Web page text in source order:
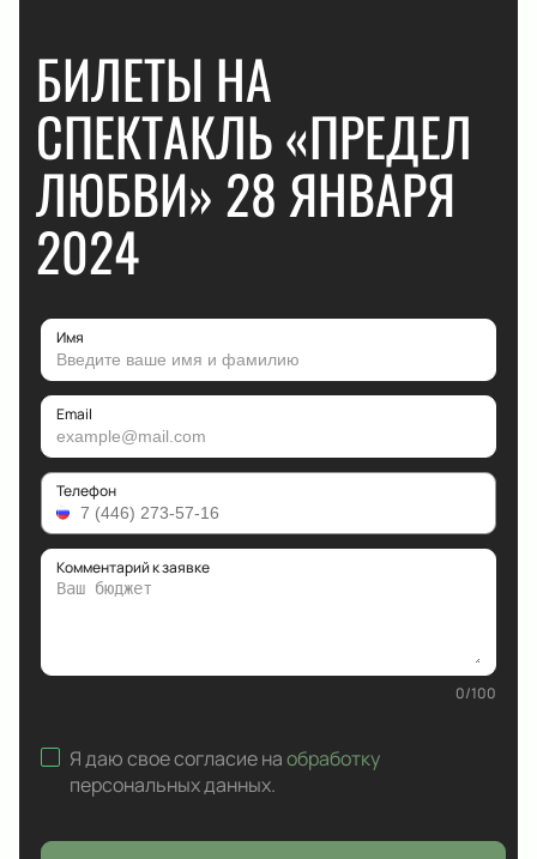
БИЛЕТЫ НА
СПЕКТАКЛЬ «ПРЕДЕЛ
ЛЮБВИ» 28 ЯНВАРЯ
2024
Имя
Email
Телефон
Комментарий к заявке
0/100
Я даю свое согласие наобработку
персональных данных.